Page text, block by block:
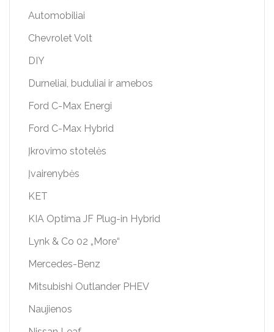
Automobiliai
Chevrolet Volt
DIY
Durneliai, buduliai ir amebos
Ford C-Max Energi
Ford C-Max Hybrid
Įkrovimo stotelės
Įvairenybės
KET
KIA Optima JF Plug-in Hybrid
Lynk & Co 02 „More“
Mercedes-Benz
Mitsubishi Outlander PHEV
Naujienos